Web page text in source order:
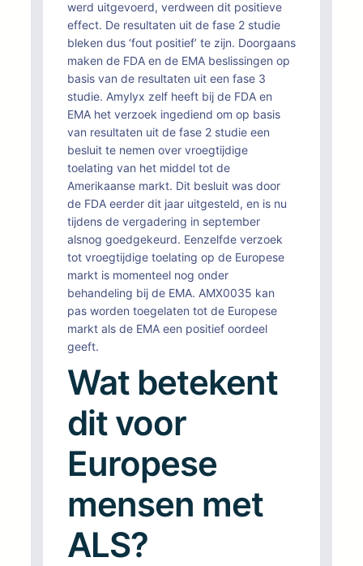
werd uitgevoerd, verdween dit positieve
effect. De resultaten uit de fase 2 studie
bleken dus ‘fout positief’ te zijn. Doorgaans
maken de FDA en de EMA beslissingen op
basis van de resultaten uit een fase 3
studie. Amylyx zelf heeft bij de FDA en
EMA het verzoek ingediend om op basis
van resultaten uit de fase 2 studie een
besluit te nemen over vroegtijdige
toelating van het middel tot de
Amerikaanse markt. Dit besluit was door
de FDA eerder dit jaar uitgesteld, en is nu
tijdens de vergadering in september
alsnog goedgekeurd. Eenzelfde verzoek
tot vroegtijdige toelating op de Europese
markt is momenteel nog onder
behandeling bij de EMA. AMX0035 kan
pas worden toegelaten tot de Europese
markt als de EMA een positief oordeel
geeft.
Wat betekent
dit voor
Europese
mensen met
ALS?